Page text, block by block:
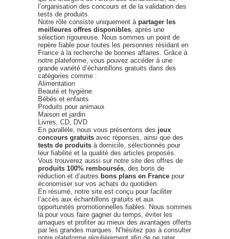
l’organisation des concours et de la validation des
tests de produits.
Notre rôle consiste uniquement à partager les
meilleures offres disponibles , après une
sélection rigoureuse. Nous sommes un point de
repère fiable pour toutes les personnes résidant en
France à la recherche de bonnes affaires. Grâce à
notre plateforme, vous pouvez accéder à une
grande variété d’échantillons gratuits dans des
catégories comme :
Alimentation
Beauté et hygiène
Bébés et enfants
Produits pour animaux
Maison et jardin
Livres, CD, DVD
En parallèle, nous vous présentons des jeux
concours gratuits avec réponses, ainsi que des
tests de produits à domicile, sélectionnés pour
leur fiabilité et la qualité des articles proposés.
Vous trouverez aussi sur notre site des offres de
produits 100% remboursés , des bons de
réduction et d’autres bons plans en France pour
économiser sur vos achats du quotidien.
En résumé, notre site est conçu pour faciliter
l’accès aux échantillons gratuits et aux
opportunités promotionnelles fiables. Nous sommes
là pour vous faire gagner du temps, éviter les
arnaques et profiter au mieux des avantages offerts
par les grandes marques. N’hésitez pas à consulter